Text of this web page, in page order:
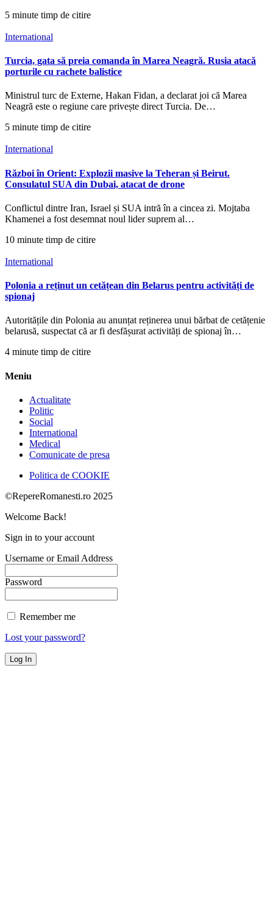
5 minute timp de citire
International
Turcia, gata să preia comanda în Marea Neagră. Rusia atacă
porturile cu rachete balistice
Ministrul turc de Externe, Hakan Fidan, a declarat joi că Marea
Neagră este o regiune care privește direct Turcia. De…
5 minute timp de citire
International
Război în Orient: Explozii masive la Teheran și Beirut.
Consulatul SUA din Dubai, atacat de drone
Conflictul dintre Iran, Israel și SUA intră în a cincea zi. Mojtaba
Khamenei a fost desemnat noul lider suprem al…
10 minute timp de citire
International
Polonia a reținut un cetățean din Belarus pentru activități de
spionaj
Autoritățile din Polonia au anunțat reținerea unui bărbat de cetățenie
belarusă, suspectat că ar fi desfășurat activități de spionaj în…
4 minute timp de citire
Meniu
Actualitate
Politic
Social
International
Medical
Comunicate de presa
Politica de COOKIE
©RepereRomanesti.ro 2025
Welcome Back!
Sign in to your account
Username or Email Address
Password
Remember me
Lost your password?